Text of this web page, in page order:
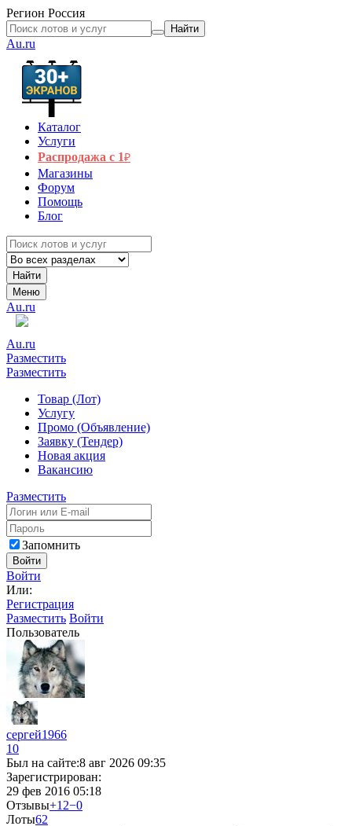
Регион Россия
Найти
Au.ru
Каталог
Услуги
Распродажа с 1₽
Магазины
Форум
Помощь
Блог
Найти
Меню
Au.ru
Au.ru
Разместить
Разместить
Товар (Лот)
Услугу
Промо (Объявление)
Заявку (Тендер)
Новая акция
Вакансию
Разместить
Запомнить
Войти
Войти
Или:
Регистрация
Разместить Войти
Пользователь
сергей1966
10
Был на сайте:8 авг 2026 09:35
Зарегистрирован:
29 фев 2016 05:18
Отзывы+12−0
Лоты62